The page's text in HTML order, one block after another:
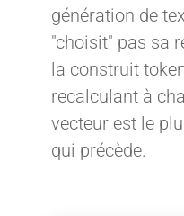
génération de
"choisit" pas sa
la construit
recalculant à
vecteur est le
qui précède.